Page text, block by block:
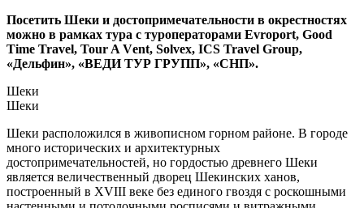
Посетить Шеки и достопримечательности в окрестностях
можно в рамках тура с туроператорами Evroport, Good
Time Travel, Tour A Vеnt, Solvex, ICS Travel Group,
«Дельфин», «ВЕДИ ТУР ГРУПП», «СНП».
Шеки
Шеки
Шеки расположился в живописном горном районе. В городе
много исторических и архитектурных
достопримечательностей, но гордостью древнего Шеки
является величественный дворец Шекинских ханов,
построенный в XVIII веке без единого гвоздя с роскошными